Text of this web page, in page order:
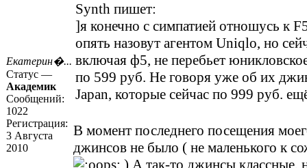
Екатерин�...
Статус —
Академик
Сообщений:
1022
Регистрация:
3 Августа
2010
Synth пишет:
]я конечно с симпатией отношусь к
опять назовут агентом Uniqlo, но
включая ф5, не перебьет
по 599 руб. Не говоря уже об их
Japan, которые сейчас по 999 руб.
В момент последнего посещения
джинсов не было ( не маленького к
) А так-то джинсы классные,